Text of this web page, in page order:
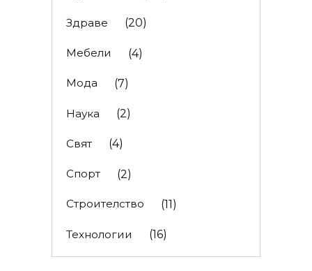
Здраве (20)
Мебели (4)
Мода (7)
Наука (2)
Свят (4)
Спорт (2)
Строителство (11)
Технологии (16)